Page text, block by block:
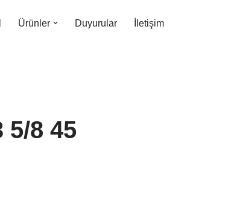
Ürünler Duyurular İletişim
5/8 45